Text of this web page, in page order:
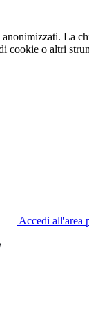
La
cookie o altri
Accedi all'area